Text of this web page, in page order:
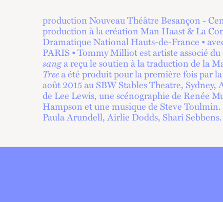
production Nouveau Théâtre Besançon -
production à la création Man Haast & La
Dramatique National Hauts-de-France •
PARIS • Tommy Milliot est artiste associé
sanga reçu le soutien à la traduction de la
Treea été produit pour la première fois par
août 2015 au SBW Stables Theatre, Sydney,
de Lee Lewis, une scénographie de Renée
Hampson et une musique de Steve
Paula Arundell, Airlie Dodds, Shari Sebbens.